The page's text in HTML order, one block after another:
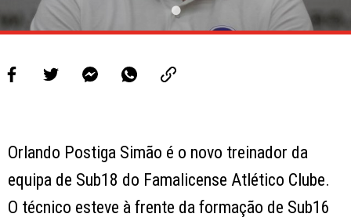
Orlando Postiga Simão é o novo treinador da
equipa de Sub18 do Famalicense Atlético Clube.
O técnico esteve à frente da formação de Sub16